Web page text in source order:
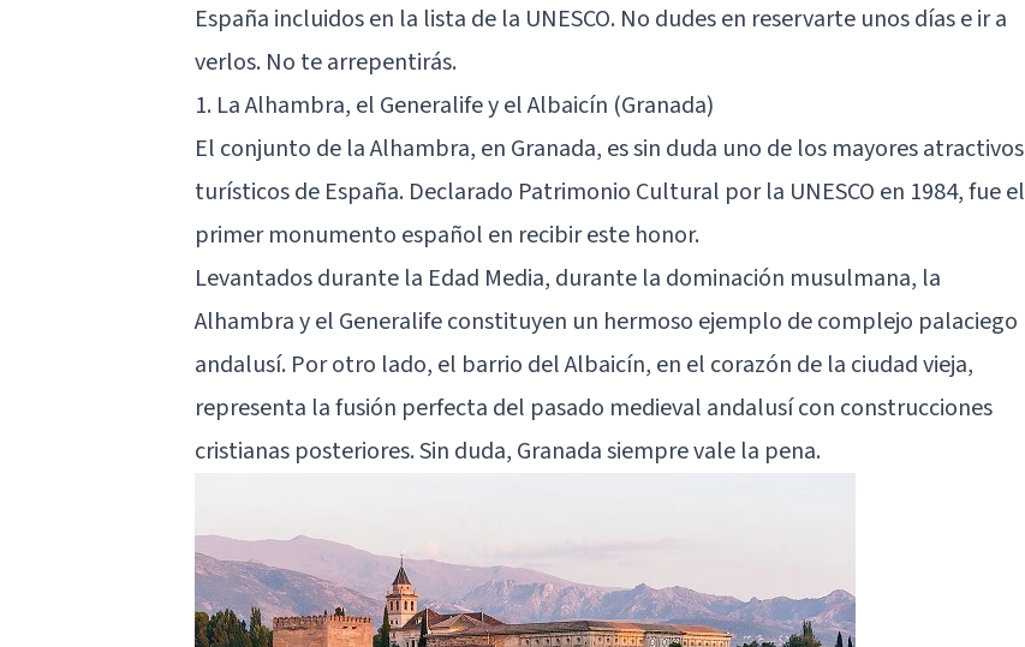
España incluidos en la lista de la UNESCO. No dudes en reservarte unos días e ir a
verlos. No te arrepentirás.
1. La Alhambra, el Generalife y el Albaicín (Granada)
El conjunto de la Alhambra, en Granada, es sin duda uno de los mayores atractivos
turísticos de España. Declarado Patrimonio Cultural por la UNESCO en 1984, fue el
primer monumento español en recibir este honor.
Levantados durante la Edad Media, durante la dominación musulmana, la
Alhambra y el Generalife constituyen un hermoso ejemplo de complejo palaciego
andalusí. Por otro lado, el barrio del Albaicín, en el corazón de la ciudad vieja,
representa la fusión perfecta del pasado medieval andalusí con construcciones
cristianas posteriores. Sin duda, Granada siempre vale la pena.